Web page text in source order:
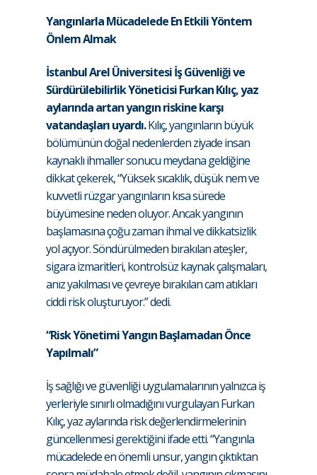
Yangınlarla Mücadelede En Etkili Yöntem
Önlem Almak
İstanbul Arel Üniversitesi İş Güvenliği ve
Sürdürülebilirlik Yöneticisi Furkan Kılıç, yaz
aylarında artan yangın riskine karşı
vatandaşları uyardı.Kılıç, yangınların büyük
bölümünün doğal nedenlerden ziyade insan
kaynaklı ihmaller sonucu meydana geldiğine
dikkat çekerek, “Yüksek sıcaklık, düşük nem ve
kuvvetli rüzgar yangınların kısa sürede
büyümesine neden oluyor. Ancak yangının
başlamasına çoğu zaman ihmal ve dikkatsizlik
yol açıyor. Söndürülmeden bırakılan ateşler,
sigara izmaritleri, kontrolsüz kaynak çalışmaları,
anız yakılması ve çevreye bırakılan cam atıkları
ciddi risk oluşturuyor.” dedi.
“Risk Yönetimi Yangın Başlamadan Önce
Yapılmalı”
İş sağlığı ve güvenliği uygulamalarının yalnızca iş
yerleriyle sınırlı olmadığını vurgulayan Furkan
Kılıç, yaz aylarında risk değerlendirmelerinin
güncellenmesi gerektiğini ifade etti. “Yangınla
mücadelede en önemli unsur, yangın çıktıktan